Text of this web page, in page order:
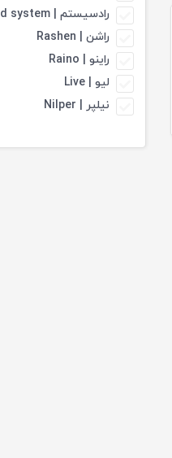
رادسیستم | Rad system
راشن | Rashen
راینو | Raino
لیو | Live
نیلپر | Nilper